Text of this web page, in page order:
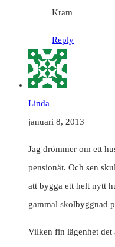
Kram
Reply
Linda
januari 8, 2013
Jag drömmer om ett
pensionär. Och sen
att bygga ett helt nytt
gammal skolbyggnad
Vilken fin lägenhet det